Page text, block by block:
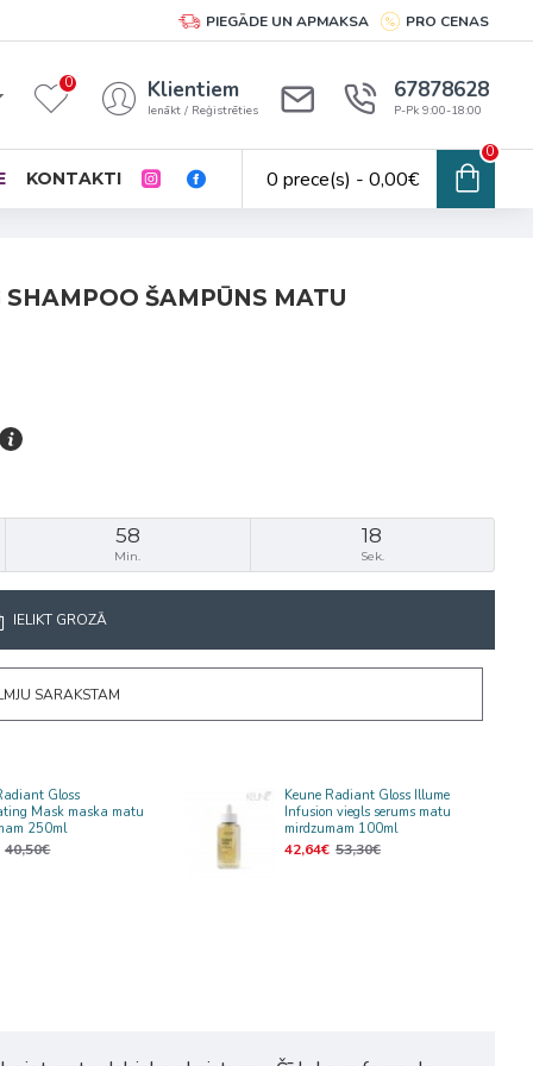
PIEGĀDE UN APMAKSA PRO CENAS
0 Klientiem
Ienākt / Reģistrēties
67878628
P-Pk 9:00-18:00
KONTAKTI 0 prece(s) - 0,00€
0
ŠAMPŪNS MATU
58
Min.
18
Sek.
IELIKT GROZĀ
SARAKSTAM
Gloss
Mask maska matu
250ml
40,50€
Keune Radiant Gloss Illume
Infusion viegls serums matu
mirdzumam 100ml
42,64€ 53,30€